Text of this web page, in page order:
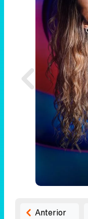
Anterior